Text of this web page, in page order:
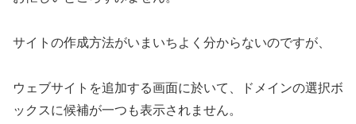
サイトの作成方法がいまいちよく分からないのですが、
ウェブサイトを追加する画面に於いて、ドメインの選択ボ
ックスに候補が一つも表示されません。